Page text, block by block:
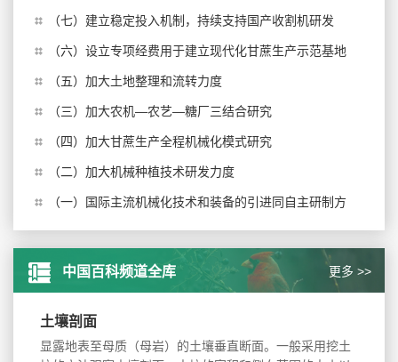
（七）建立稳定投入机制，持续支持国产收割机研发
（六）设立专项经费用于建立现代化甘蔗生产示范基地
（五）加大土地整理和流转力度
（三）加大农机—农艺—糖厂三结合研究
（四）加大甘蔗生产全程机械化模式研究
（二）加大机械种植技术研发力度
（一）国际主流机械化技术和装备的引进同自主研制方
中国百科频道全库 更多 >>
土壤剖面
显露地表至母质（母岩）的土壤垂直断面。一般采用挖土